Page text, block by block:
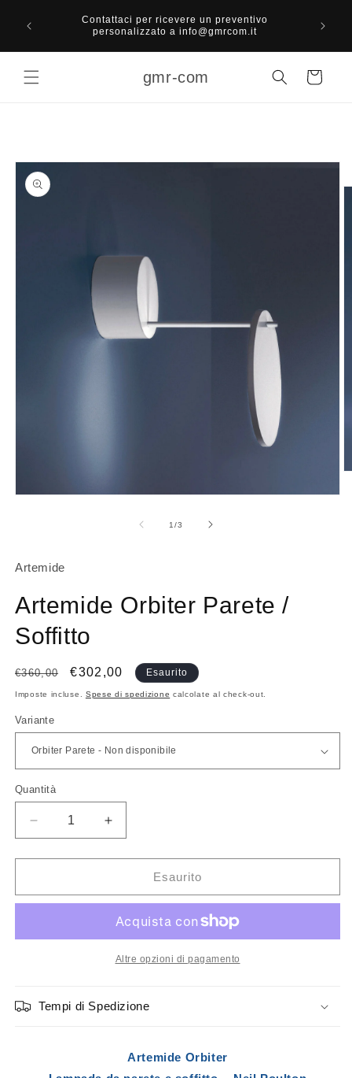
direttamente
ai contenuti
Contattaci per ricevere un preventivo
personalizzato a info@gmrcom.it
gmr-com Carrello
Passa alle
informazioni
sul prodotto
modale
1/su
3
Artemide
Artemide Orbiter Parete /
Soffitto
Prezzo
di
€360,00
Prezzo
scontato
€302,00 Esaurito
Imposte incluse. Spese di spedizione calcolate al check-out.
Variante
Quantità
Quantità
Diminuisci
quantità
per
Orbiter
Soffitto
Aumenta
quantità
per
Artemide
Orbiter
Soffitto
Esaurito
Altre opzioni di pagamento
Tempi di Spedizione
Artemide Orbiter